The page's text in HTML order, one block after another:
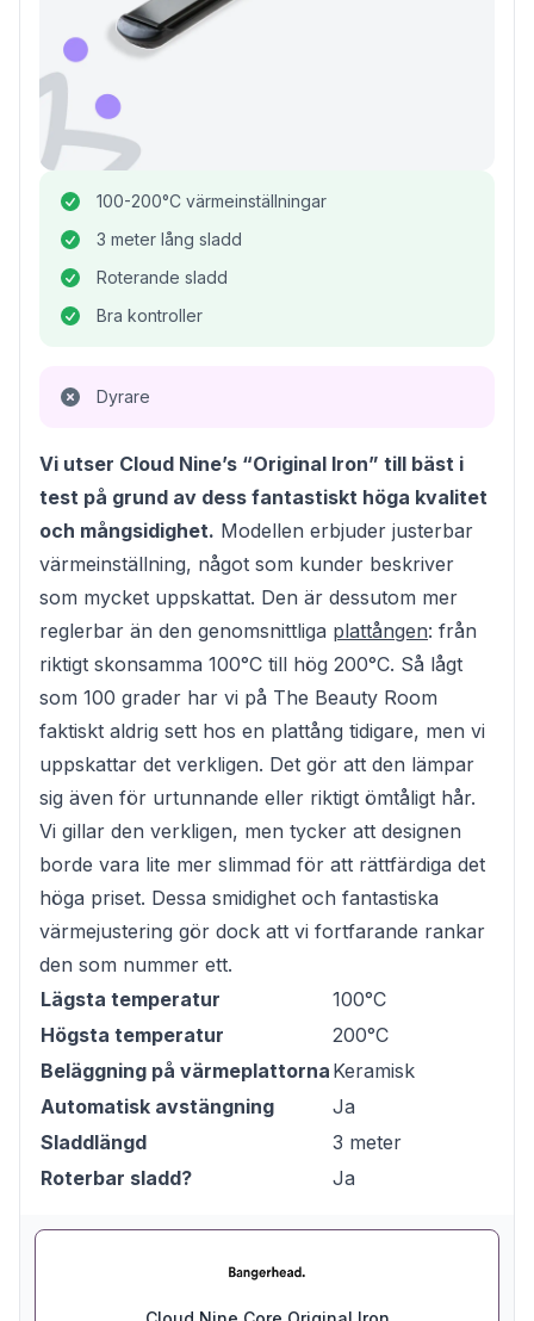
100-200°C värmeinställningar
3 meter lång sladd
Roterande sladd
Bra kontroller
Dyrare
Vi utser Cloud Nine’s “Original Iron” till bäst i
test på grund av dess fantastiskt höga kvalitet
och mångsidighet. Modellen erbjuder justerbar
värmeinställning, något som kunder beskriver
som mycket uppskattat. Den är dessutom mer
reglerbar än den genomsnittliga plattången: från
riktigt skonsamma 100°C till hög 200°C. Så lågt
som 100 grader har vi på The Beauty Room
faktiskt aldrig sett hos en plattång tidigare, men vi
uppskattar det verkligen. Det gör att den lämpar
sig även för urtunnande eller riktigt ömtåligt hår.
Vi gillar den verkligen, men tycker att designen
borde vara lite mer slimmad för att rättfärdiga det
höga priset. Dessa smidighet och fantastiska
värmejustering gör dock att vi fortfarande rankar
den som nummer ett.
Lägsta temperatur
100°C
Högsta temperatur
200°C
Beläggning på värmeplattorna Keramisk
Automatisk avstängning
Ja
Sladdlängd
3 meter
Roterbar sladd?
Ja